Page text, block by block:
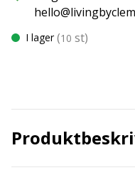
I lager (10 st)